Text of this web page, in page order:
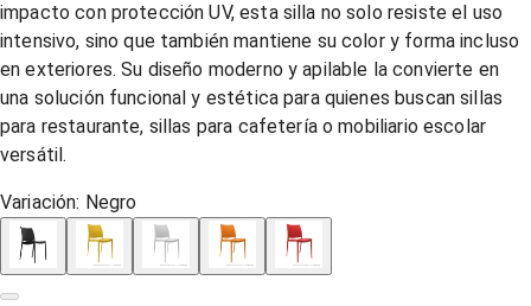
impacto con protección UV, esta silla no solo resiste el uso
intensivo, sino que también mantiene su color y forma incluso
en exteriores. Su diseño moderno y apilable la convierte en
una solución funcional y estética para quienes buscan sillas
para restaurante, sillas para cafetería o mobiliario escolar
versátil.
Variación: Negro